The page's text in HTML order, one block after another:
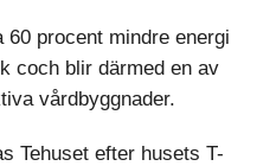
procent mindre energi
coch blir därmed en av
vårdbyggnader.
Tehuset efter husets T-